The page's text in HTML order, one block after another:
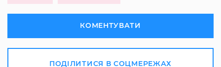
КОМЕНТУВАТИ
ПОДІЛИТИСЯ В СОЦМЕРЕЖАХ